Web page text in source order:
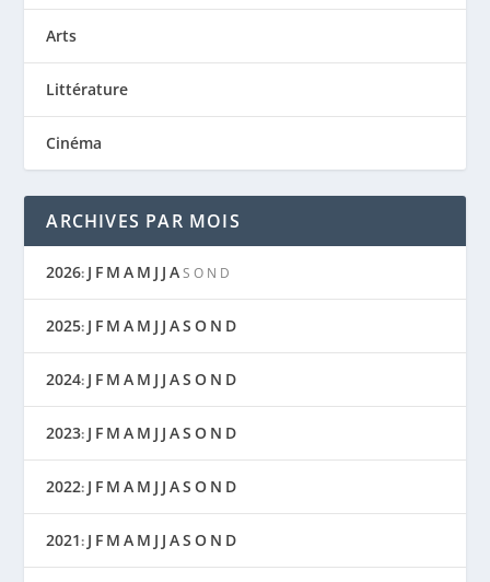
Arts
Littérature
Cinéma
ARCHIVES PAR MOIS
2026: J F M A M J J A S O N D
2025: J F M A M J J AS O N D
2024: J F M A M J J AS O N D
2023: J F M A M J J AS O N D
2022: J F M A M J J AS O N D
2021: J F M A M J J AS O N D